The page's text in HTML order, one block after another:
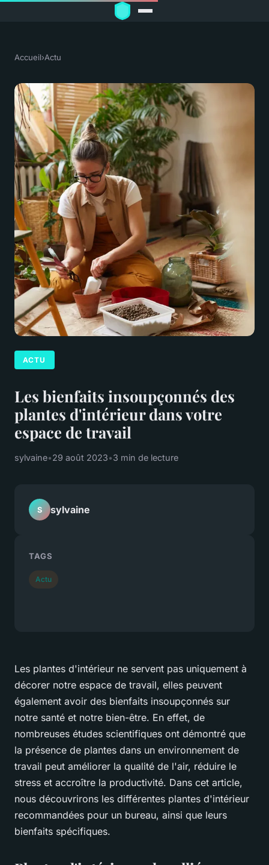
Accueil›Actu
ACTU
Les bienfaits insoupçonnés des
plantes d'intérieur dans votre
espace de travail
sylvaine•29 août 2023•3 min de lecture
Les plantes d'intérieur ne servent pas uniquement à
décorer notre espace de travail, elles peuvent
également avoir des bienfaits insoupçonnés sur
notre santé et notre bien-être. En effet, de
nombreuses études scientifiques ont démontré que
la présence de plantes dans un environnement de
travail peut améliorer la qualité de l'air, réduire le
stress et accroître la productivité. Dans cet article,
nous découvrirons les différentes plantes d'intérieur
recommandées pour un bureau, ainsi que leurs
bienfaits spécifiques.
S sylvaine
TAGS
Actu